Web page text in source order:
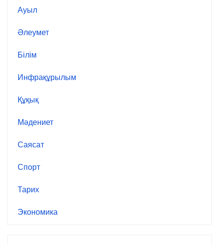
Ауыл
Әлеумет
Білім
Инфрақұрылым
Құқық
Мәдениет
Саясат
Спорт
Тарих
Экономика